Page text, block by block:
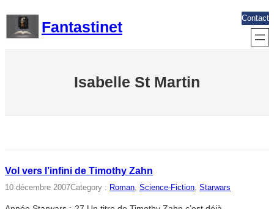
contenu
Fantastinet
Contact
Isabelle St Martin
Vol vers l’infini de Timothy Zahn
10 décembre 2007Category : Roman, Science-Fiction, Starwars